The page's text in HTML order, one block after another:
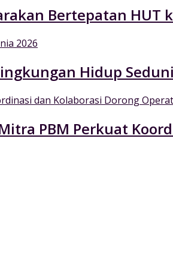
Bertepatan HUT
Hidup
PBM Perkuat